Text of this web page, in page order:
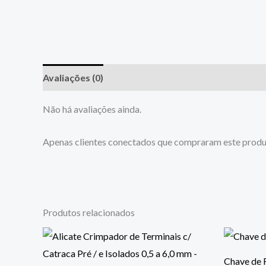
Avaliações (0)
Não há avaliações ainda.
Apenas clientes conectados que compraram este
Produtos relacionados
Chave de